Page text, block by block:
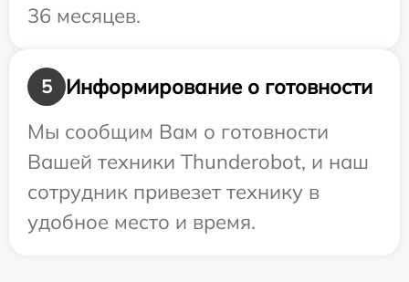
36 месяцев.
5
Информирование о готовности
Мы сообщим Вам о готовности
Вашей техники Thunderobot, и наш
сотрудник привезет технику в
удобное место и время.